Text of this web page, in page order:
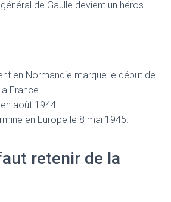
de Gaulle devient un héros
en Normandie marque le début de
France.
août 1944.
en Europe le 8 mai 1945.
retenir de la